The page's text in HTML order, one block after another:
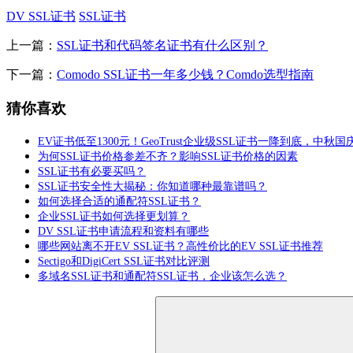
DV SSL证书 SSL证书
上一篇： SSL证书和代码签名证书有什么区别？
下一篇： Comodo SSL证书一年多少钱？Comdo选型指南
猜你喜欢
EV证书低至1300元！GeoTrust企业级SSL证书一降到底，中秋国
为何SSL证书价格参差不齐？影响SSL证书价格的因素
SSL证书有必要买吗？
SSL证书安全性大揭秘：你知道哪种最靠谱吗？
如何选择合适的通配符SSL证书？
企业SSL证书如何选择更划算？
DV SSL证书申请流程和资料有哪些
哪些网站离不开EV SSL证书？高性价比的EV SSL证书推荐
Sectigo和DigiCert SSL证书对比评测
多域名SSL证书和通配符SSL证书，企业该怎么选？